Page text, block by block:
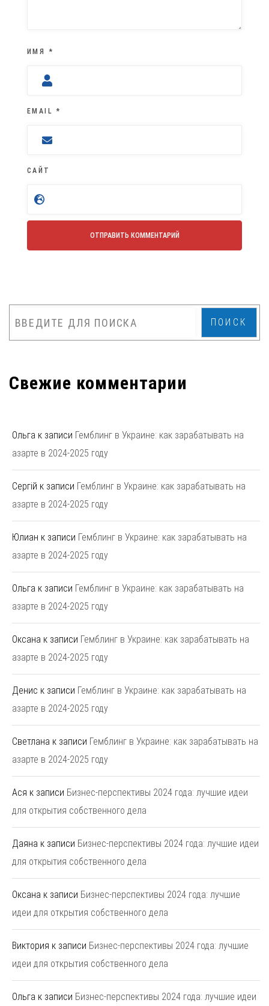
ИМЯ *
EMAIL*
САЙТ
ПОИСК
Свежие комментарии
Ольга к записи Гемблинг в Украине: как зарабатывать на
азарте в 2024-2025 году
Сергій к записи Гемблинг в Украине: как зарабатывать на
азарте в 2024-2025 году
Юлиан к записи Гемблинг в Украине: как зарабатывать на
азарте в 2024-2025 году
Ольга к записи Гемблинг в Украине: как зарабатывать на
азарте в 2024-2025 году
Оксана к записи Гемблинг в Украине: как зарабатывать на
азарте в 2024-2025 году
Денис к записи Гемблинг в Украине: как зарабатывать на
азарте в 2024-2025 году
Светлана к записи Гемблинг в Украине: как зарабатывать на
азарте в 2024-2025 году
Ася к записи Бизнес-перспективы 2024 года: лучшие идеи
для открытия собственного дела
Даяна к записи Бизнес-перспективы 2024 года: лучшие идеи
для открытия собственного дела
Оксана к записи Бизнес-перспективы 2024 года: лучшие
идеи для открытия собственного дела
Виктория к записи Бизнес-перспективы 2024 года: лучшие
идеи для открытия собственного дела
Ольга к записи Бизнес-перспективы 2024 года: лучшие идеи